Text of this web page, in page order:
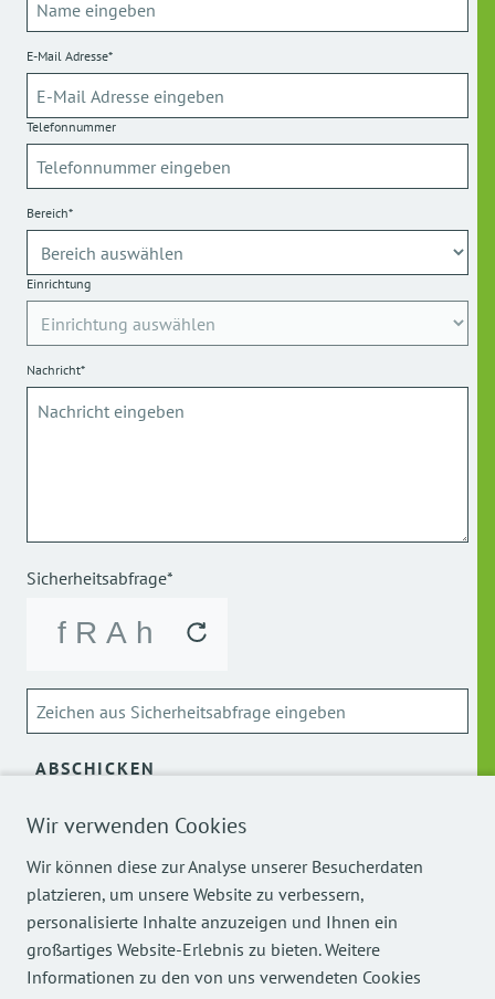
Wir verwenden Cookies
Wir können diese zur Analyse unserer Besucherdaten
platzieren, um unsere Website zu verbessern,
personalisierte Inhalte anzuzeigen und Ihnen ein
großartiges Website-Erlebnis zu bieten. Weitere
Informationen zu den von uns verwendeten Cookies
E-Mail Adresse*
Telefonnummer
Bereich*
Einrichtung
Nachricht*
Sicherheitsabfrage*
ABSCHICKEN
Über die Verarbeitung meiner personenbezogenen Daten